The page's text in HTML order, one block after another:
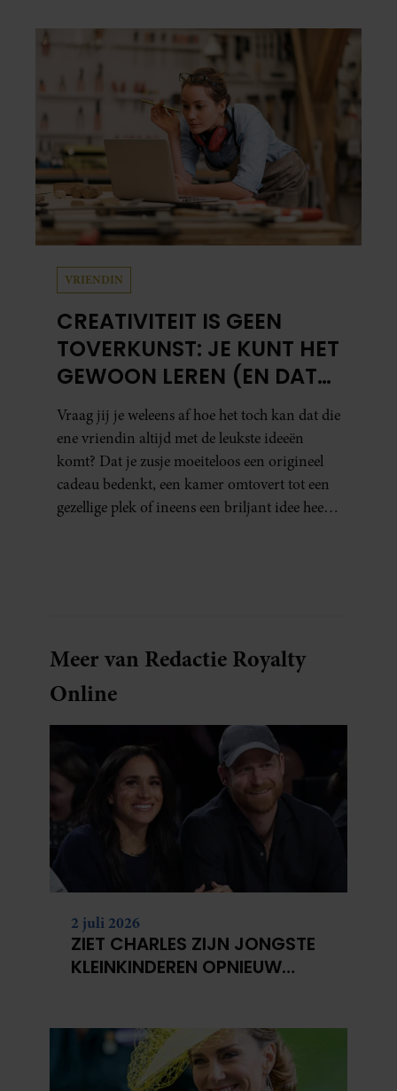
VRIENDIN
CREATIVITEIT IS GEEN
TOVERKUNST: JE KUNT HET
GEWOON LEREN (EN DAT
DOE JE ZO)
Vraag jij je weleens af hoe het toch kan dat die
ene vriendin altijd met de leukste ideeën
komt? Dat je zusje moeiteloos een origineel
cadeau bedenkt, een kamer omtovert tot een
gezellige plek of ineens een briljant idee heeft
Meer van Redactie Royalty
Online
2 juli 2026
ZIET CHARLES ZIJN JONGSTE
KLEINKINDEREN OPNIEUW